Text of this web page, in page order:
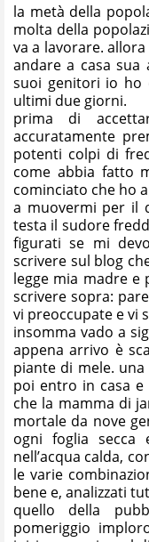
la metà della
molta della
va a lavorare.
andare a casa sua
suoi genitori io ho
ultimi due giorni.
prima di
accuratamente
potenti colpi di
come abbia fatto
cominciato che ho
a muovermi per il
testa il sudore
figurati se mi
scrivere sul blog
legge mia madre e
scrivere sopra:
vi preoccupate e vi
insomma vado a
appena arrivo è
piante di mele.
poi entro in casa
che la mamma di
mortale da nove
ogni foglia
nell’acqua calda,
le varie
bene e, analizzati
quello della
pomeriggio